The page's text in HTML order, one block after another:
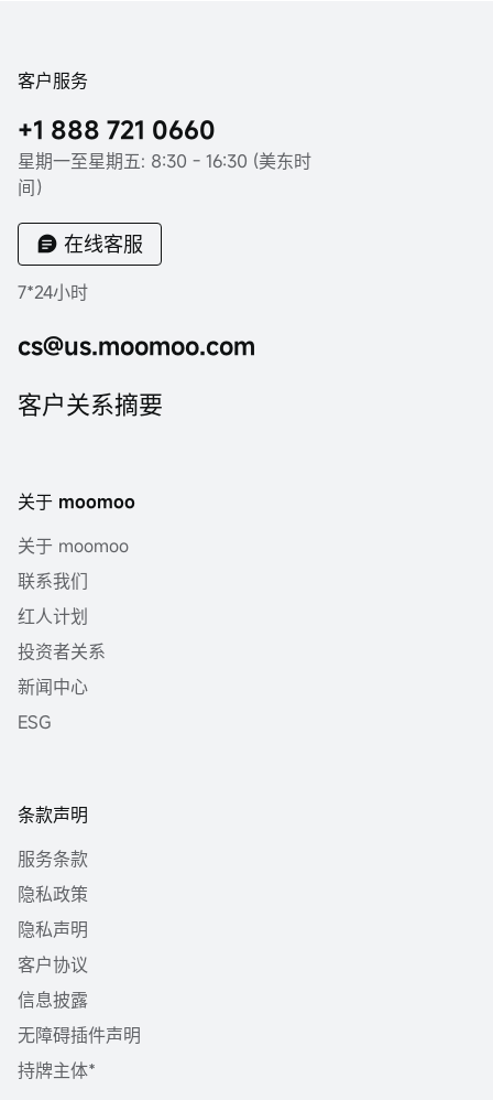
客户服务
+1 888 721 0660
星期一至星期五: 8:30 - 16:30 (美东时
间）
在线客服
7*24小时
cs@us.moomoo.com
客户关系摘要
关于 moomoo
关于 moomoo
联系我们
红人计划
投资者关系
新闻中心
ESG
条款声明
服务条款
隐私政策
隐私声明
客户协议
信息披露
无障碍插件声明
持牌主体*